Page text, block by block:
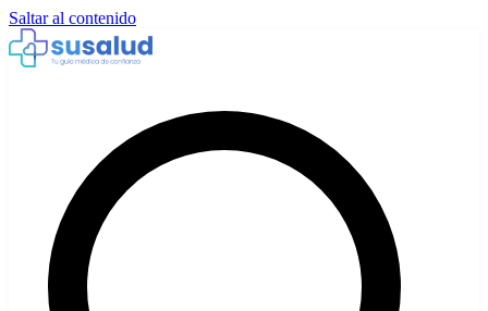
Saltar al contenido